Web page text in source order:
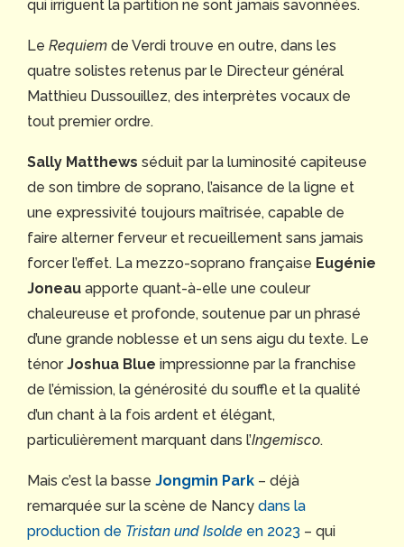
qui irriguent la partition ne sont jamais savonnées.
Le Requiem de Verdi trouve en outre, dans les
quatre solistes retenus par le Directeur général
Matthieu Dussouillez, des interprètes vocaux de
tout premier ordre.
Sally Matthews séduit par la luminosité capiteuse
de son timbre de soprano, l’aisance de la ligne et
une expressivité toujours maîtrisée, capable de
faire alterner ferveur et recueillement sans jamais
forcer l’effet. La mezzo-soprano française Eugénie
Joneau apporte quant-à-elle une couleur
chaleureuse et profonde, soutenue par un phrasé
d’une grande noblesse et un sens aigu du texte. Le
ténorJoshua Blue impressionne par la franchise
de l’émission, la générosité du souffle et la qualité
d’un chant à la fois ardent et élégant,
particulièrement marquant dans l’Ingemisco.
Mais c’est la basse Jongmin Park – déjà
remarquée sur la scène de Nancy dans la
production de Tristan und Isolde en 2023 – qui